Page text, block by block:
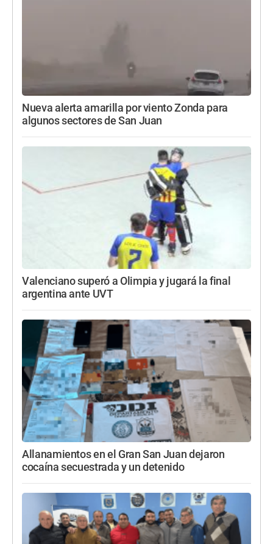
Nueva alerta amarilla por viento Zonda para
algunos sectores de San Juan
Valenciano superó a Olimpia y jugará la final
argentina ante UVT
Allanamientos en el Gran San Juan dejaron
cocaína secuestrada y un detenido